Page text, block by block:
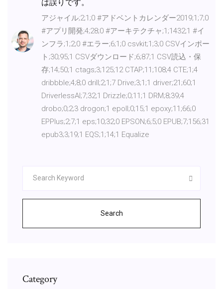
は誤りです。
アジャイル;2;1;0 #アドベントカレンダー2019;1;7;0
#アプリ開発;4;28;0 #アーキテクチャ;1;1432;1 #イ
ンフラ;1;2;0 #エラー;6;1;0 csvkit;1;3;0 CSVインポー
ト;30;95;1 CSVダウンロード;6;87;1 CSV読込・保
存;14;50;1 ctags;3;125;12 CTAP;11;108;4 CTE;1;4
dribbble;4;8;0 drill;2;1;7 Drive;3;1;1 driver;21;60;1
DriverlessAI;7;32;1 Drizzle;0;11;1 DRM;8;39;4
drobo;0;2;3 drogon;1 epoll;0;15;1 epoxy;11;66;0
EPPlus;2;7;1 eps;10;32;0 EPSON;6;5;0 EPUB;7;156;31
epub3;3;19;1 EQS;1;14;1 Equalize
Search
Category